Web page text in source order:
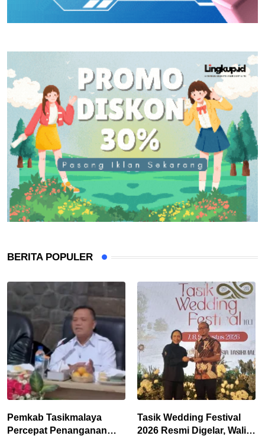
BERITA POPULER
Pemkab Tasikmalaya
Percepat Penanganan
Tasik Wedding Festival
2026 Resmi Digelar, Wali